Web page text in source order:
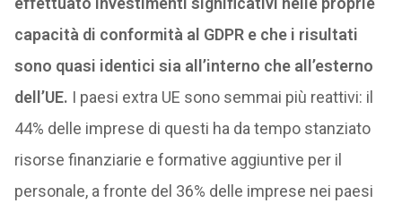
capacità di conformità al GDPR e che i risultati
sono quasi identici sia all’interno che all’esterno
dell’UE. I paesi extra UE sono semmai più reattivi: il
44% delle imprese di questi ha da tempo stanziato
risorse finanziarie e formative aggiuntive per il
personale, a fronte del 36% delle imprese nei paesi